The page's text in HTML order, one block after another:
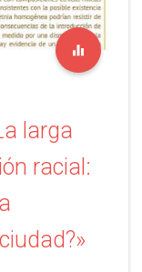
larga
racial: